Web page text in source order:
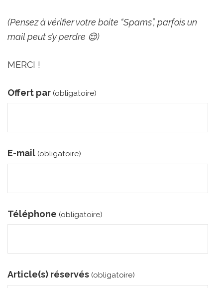
(Pensez à vérifier votre boite “Spams”, parfois un
mail peut s’y perdre 😌)
MERCI !
Offert par (obligatoire)
E-mail (obligatoire)
Téléphone (obligatoire)
Article(s) réservés (obligatoire)